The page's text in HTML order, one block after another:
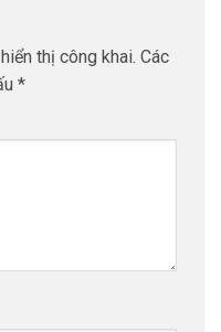
thị công khai. Các
*